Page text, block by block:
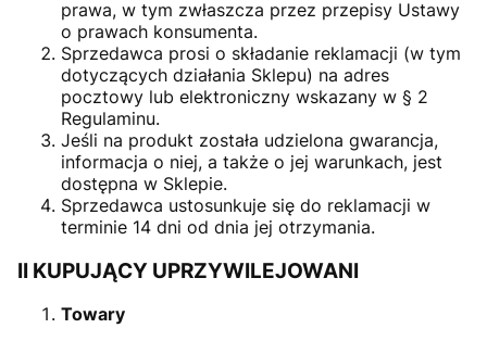
prawa, w tym zwłaszcza przez przepisy Ustawy
o prawach konsumenta.
Sprzedawca prosi o składanie reklamacji (w tym
dotyczących działania Sklepu) na adres
pocztowy lub elektroniczny wskazany w § 2
Regulaminu.
Jeśli na produkt została udzielona gwarancja,
informacja o niej, a także o jej warunkach, jest
dostępna w Sklepie.
Sprzedawca ustosunkuje się do reklamacji w
terminie 14 dni od dnia jej otrzymania.
II KUPUJĄCY UPRZYWILEJOWANI
Towary